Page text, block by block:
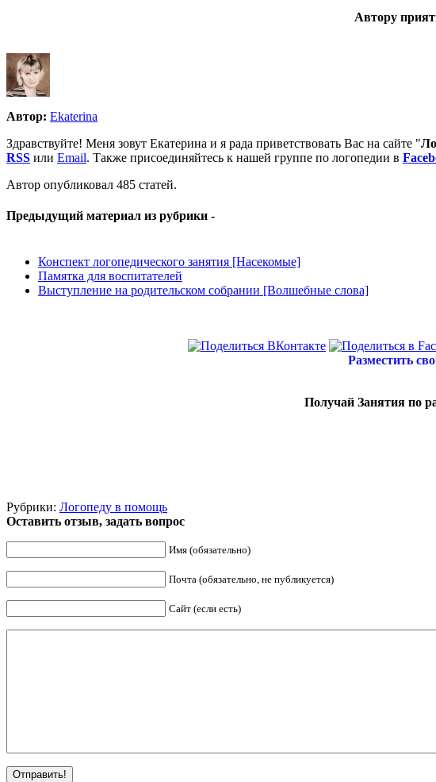
Автору
Автор: Ekaterina
Здравствуйте! Меня зовут Екатерина и я рада приветствовать Вас на сайте "
RSS или Email. Также присоединяйтесь к нашей группе по логопедии в
Автор опубликовал 485 статей.
Предыдущий материал из рубрики -
Конспект логопедического занятия [Насекомые]
Памятка для воспитателей
Выступление на родительском собрании [Волшебные слова]
Разместить
Получай Занятия по
Рубрики: Логопеду в помощь
Оставить отзыв, задать вопрос
Имя (обязательно)
Почта (обязательно, не публикуется)
Сайт (если есть)